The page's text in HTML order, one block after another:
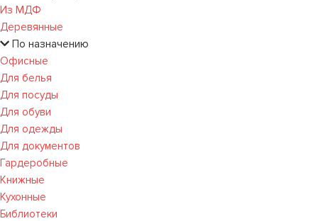
Из МДФ
Деревянные
По назначению
Офисные
Для белья
Для посуды
Для обуви
Для одежды
Для документов
Гардеробные
Книжные
Кухонные
Библиотеки